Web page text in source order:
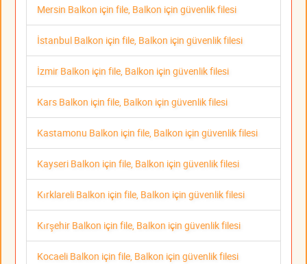
Mersin Balkon için file, Balkon için güvenlik filesi
İstanbul Balkon için file, Balkon için güvenlik filesi
İzmir Balkon için file, Balkon için güvenlik filesi
Kars Balkon için file, Balkon için güvenlik filesi
Kastamonu Balkon için file, Balkon için güvenlik filesi
Kayseri Balkon için file, Balkon için güvenlik filesi
Kırklareli Balkon için file, Balkon için güvenlik filesi
Kırşehir Balkon için file, Balkon için güvenlik filesi
Kocaeli Balkon için file, Balkon için güvenlik filesi